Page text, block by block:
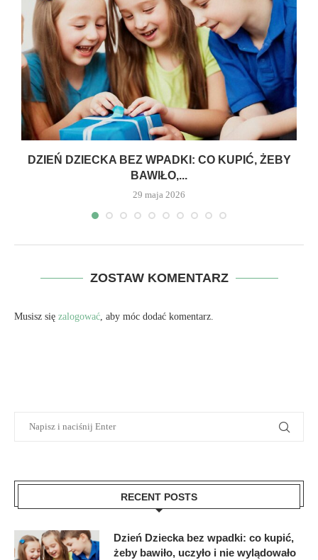
DZIEŃ DZIECKA BEZ WPADKI: CO KUPIĆ, ŻEBY
BAWIŁO,...
29 maja 2026
ZOSTAW KOMENTARZ
Musisz się zalogować, aby móc dodać komentarz.
RECENT POSTS
Dzień Dziecka bez wpadki: co kupić,
żeby bawiło, uczyło i nie wylądowało